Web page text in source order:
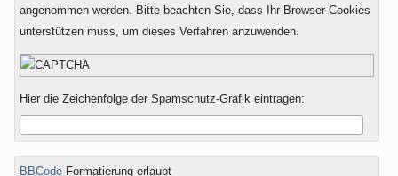
angenommen werden. Bitte beachten Sie, dass Ihr Browser Cookies
unterstützen muss, um dieses Verfahren anzuwenden.
Hier die Zeichenfolge der Spamschutz-Grafik eintragen:
BBCode-Formatierung erlaubt